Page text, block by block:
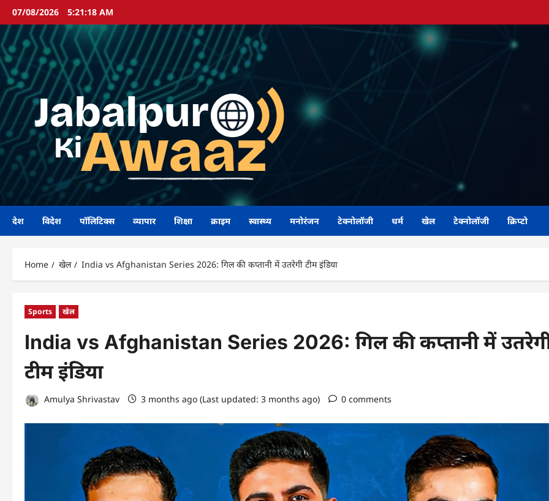
Skip
content
07/08/2026 5:21:20 AM
देश विदेश पॉलिटिक्स व्यापार शिक्षा क्राइम स्वास्थ्य मनोरंजन टेक्नोलॉजी धर्म खेल टेक्नोलॉजी क्रिप्टो
Home खेल India vs Afghanistan Series 2026: गिल की कप्तानी में उतरेगी टीम इंडिया
Sports खेल
India vs Afghanistan Series 2026: गिल की कप्तानी में
टीम इंडिया
Amulya Shrivastav 3 months ago (Last updated: 3 months ago) 0 comments